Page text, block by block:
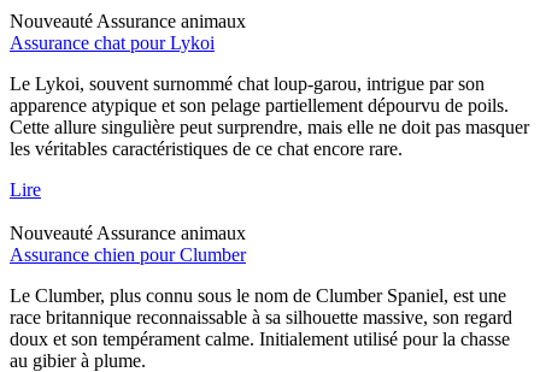
Nouveauté Assurance animaux
Assurance chat pour Lykoi
Le Lykoi, souvent surnommé chat loup-garou, intrigue par son
apparence atypique et son pelage partiellement dépourvu de poils.
Cette allure singulière peut surprendre, mais elle ne doit pas masquer
les véritables caractéristiques de ce chat encore rare.
Lire
Nouveauté Assurance animaux
Assurance chien pour Clumber
Le Clumber, plus connu sous le nom de Clumber Spaniel, est une
race britannique reconnaissable à sa silhouette massive, son regard
doux et son tempérament calme. Initialement utilisé pour la chasse
au gibier à plume.